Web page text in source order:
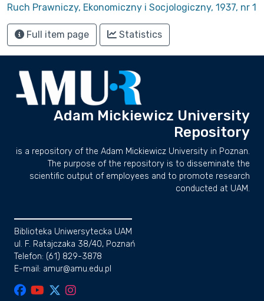
Ruch Prawniczy, Ekonomiczny i Socjologiczny, 1937, nr 1
Full item page Statistics
Adam Mickiewicz University
Repository
is a repository of the Adam Mickiewicz University in Poznan.
The purpose of the repository is to disseminate the
scientific output of employees and to promote research
conducted at UAM.
Biblioteka Uniwersytecka UAM
ul. F. Ratajczaka 38/40, Poznań
Telefon: (61) 829-3878
E-mail: amur@amu.edu.pl